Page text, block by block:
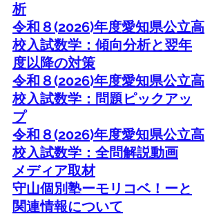
析
令和８(2026)年度愛知県公立高
校入試数学：傾向分析と翌年
度以降の対策
令和８(2026)年度愛知県公立高
校入試数学：問題ピックアッ
プ
令和８(2026)年度愛知県公立高
校入試数学：全問解説動画
メディア取材
守山個別塾ーモリコベ！ーと
関連情報について